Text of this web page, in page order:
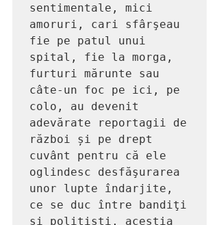
sentimentale, mici
amoruri, cari sfârşeau
fie pe patul unui
spital, fie la morga,
furturi mărunte sau
câte-un foc pe ici, pe
colo, au devenit
adevărate reportagii de
război și pe drept
cuvânt pentru că ele
oglindesc desfăşurarea
unor lupte îndarjite,
ce se duc între bandiţi
şi politişti, aceştia